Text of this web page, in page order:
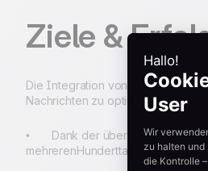
Ziele &
Die Integration von Positive
Nachrichten zu optimieren. Vor
• Dank der über das Positive
mehrerenHunderttausend Euro in